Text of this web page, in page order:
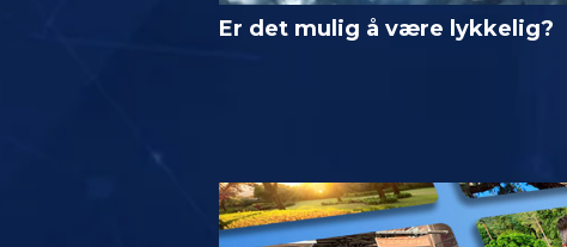
Er det mulig å være lykkelig?